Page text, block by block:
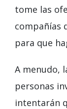
tome las
compañías
para que
A menudo,
personas
intentarán